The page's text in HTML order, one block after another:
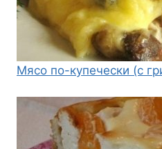
Мясо по-купечески (с